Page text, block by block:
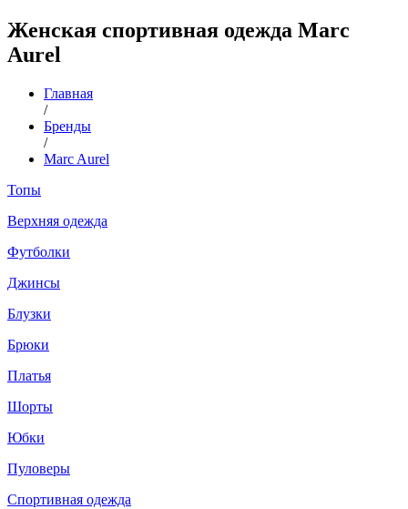
Женская спортивная одежда Marc
Aurel
Главная
/
Бренды
/
Marc Aurel
Топы
Верхняя одежда
Футболки
Джинсы
Блузки
Брюки
Платья
Шорты
Юбки
Пуловеры
Спортивная одежда
Enter your email address to subscribe our notification of
our new post & features by email.
SUBSCRIBE